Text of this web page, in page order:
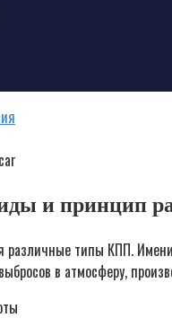
и принцип
различные типы КПП.
в атмосферу,